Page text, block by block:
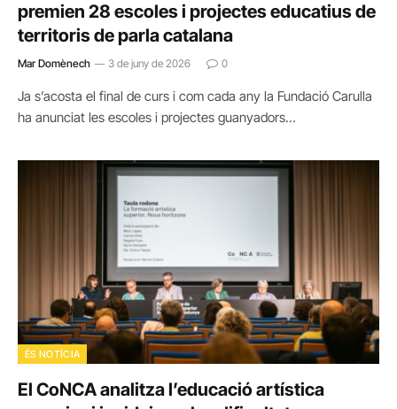
premien 28 escoles i projectes educatius de
territoris de parla catalana
Mar Domènech 3 de juny de 2026 0
Ja s’acosta el final de curs i com cada any la Fundació Carulla
ha anunciat les escoles i projectes guanyadors…
ÉS NOTÍCIA
El CoNCA analitza l’educació artística